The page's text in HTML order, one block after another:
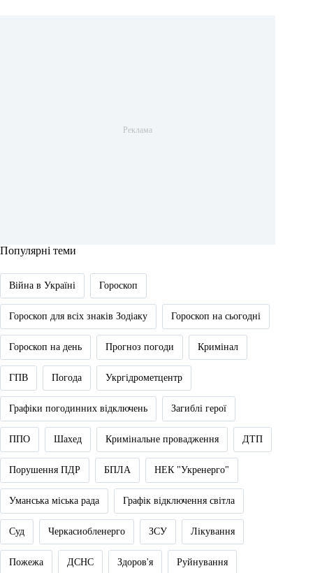
Популярні теми
Війна в Україні Гороскоп
Гороскоп для всіх знаків Зодіаку Гороскоп на сьогодні
Гороскоп на день Прогноз погоди Кримінал
ГПВ Погода Укргідрометцентр
Графіки погодинних відключень Загиблі герої
ППО Шахед Кримінальне провадження ДТП
Порушення ПДР БПЛА НЕК "Укренерго"
Уманська міська рада Графік відключення світла
Суд Черкасиобленерго ЗСУ Лікування
Пожежа ДСНС Здоров'я Руйнування